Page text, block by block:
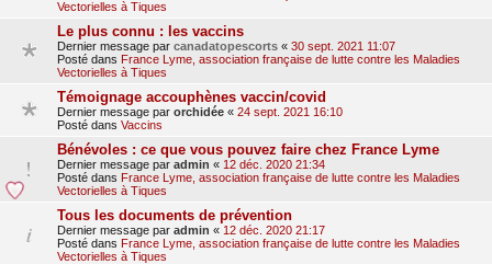
Vectorielles à Tiques
Le plus connu : les vaccins
Dernier message par canadatopescorts « 30 sept. 2021 11:07
Posté dans France Lyme, association française de lutte contre les Maladies
Vectorielles à Tiques
Témoignage accouphènes vaccin/covid
Dernier message par orchidée « 24 sept. 2021 16:10
Posté dans Vaccins
Bénévoles : ce que vous pouvez faire chez France Lyme
Dernier message par admin « 12 déc. 2020 21:34
Posté dans France Lyme, association française de lutte contre les Maladies
Vectorielles à Tiques
Tous les documents de prévention
Dernier message par admin « 12 déc. 2020 21:17
Posté dans France Lyme, association française de lutte contre les Maladies
Vectorielles à Tiques